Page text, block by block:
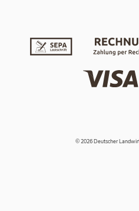
© 2026 Deutscher